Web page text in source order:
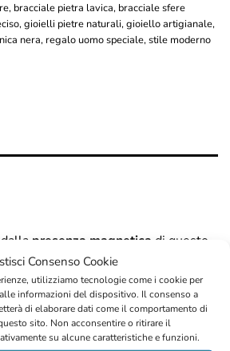
Consenso Cookie
utilizziamo tecnologie come i cookie per
alle informazioni del dispositivo. Il consenso a
di elaborare dati come il comportamento di
sito. Non acconsentire o ritirare il
su alcune caratteristiche e funzioni.
, bracciale pietra lavica, bracciale sfere
,gioielli pietre naturali,gioiello artigianale,
nera, regalo uomo speciale,stile moderno
presenza magnetica di questo
appositamente per chi
chenon passi inosservato. Le
esaltano al massimo latexture
lavica, offrendo un impatto visivo
diforza autenticaal tuo polso.